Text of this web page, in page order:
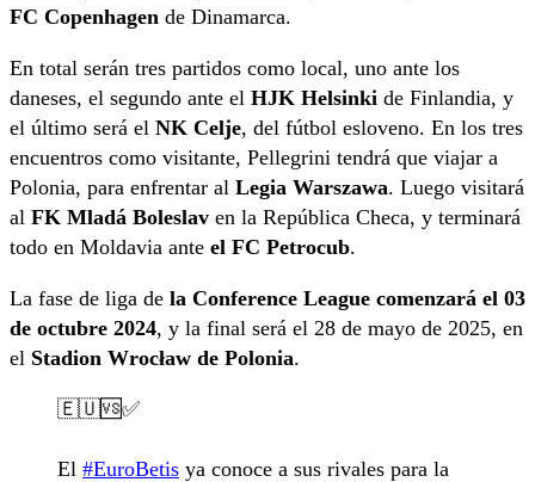
FC Copenhagen de Dinamarca.
En total serán tres partidos como local, uno ante los
daneses, el segundo ante el HJK Helsinki de Finlandia, y
el último será el NK Celje, del fútbol esloveno. En los tres
encuentros como visitante, Pellegrini tendrá que viajar a
Polonia, para enfrentar al Legia Warszawa. Luego visitará
al FK Mladá Boleslav en la República Checa, y terminará
todo en Moldavia ante el FC Petrocub.
La fase de liga de la Conference League comenzará el 03
de octubre 2024, y la final será el 28 de mayo de 2025, en
el Stadion Wrocław de Polonia.
🇪🇺🆚✅
El #EuroBetis ya conoce a sus rivales para la